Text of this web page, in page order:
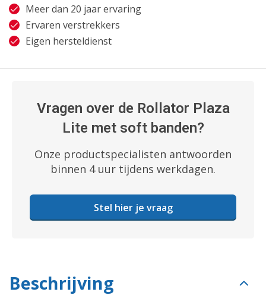
Meer dan 20 jaar ervaring
Ervaren verstrekkers
Eigen hersteldienst
Vragen over de Rollator Plaza
Lite met soft banden?
Onze productspecialisten antwoorden
binnen 4 uur tijdens werkdagen.
Stel hier je vraag
Beschrijving